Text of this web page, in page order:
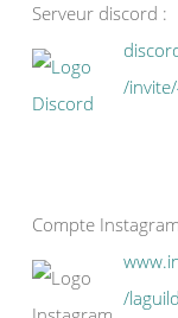
Serveur discord :
/
Compte
/